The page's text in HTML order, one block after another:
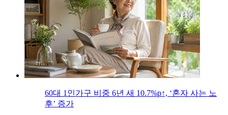
60대 1인가구 비중 6년 새 10.7%p↑, ‘혼자 사는 노
후’ 증가